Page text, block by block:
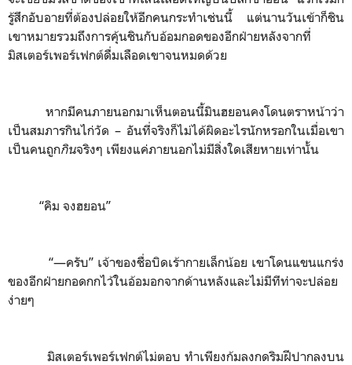
รู้สึกอับอายที่ต้องปล่อยให้อีกคนกระทำเช่นนี้ แต่นานวันเข้าก็ชิน
เขาหมายรวมถึงการคุ้นชินกับอ้อมกอดของอีกฝ่ายหลังจากที่
มิสเตอร์เพอร์เฟกต์ดื่มเลือดเขาจนหมดด้วย
หากมีคนภายนอกมาเห็นตอนนี้มินฮยอนคงโดนตราหน้าว่า
เป็นสมภารกินไก่วัด – อันที่จริงก็ไม่ได้ผิดอะไรนักหรอกในเมื่อเขา
เป็นคนถูกกินจริงๆ เพียงแค่ภายนอกไม่มีสิ่งใดเสียหายเท่านั้น
“คิม จงฮยอน”
“—ครับ” เจ้าของชื่อบิดเร้ากายเล็กน้อย เขาโดนแขนแกร่ง
ของอีกฝ่ายกอดกกไว้ในอ้อมอกจากด้านหลังและไม่มีทีท่าจะปล่อย
ง่ายๆ
มิสเตอร์เพอร์เฟกต์ไม่ตอบ ทำเพียงก้มลงกดริมฝีปากลงบน